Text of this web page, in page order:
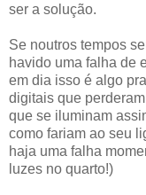
ser a solução.
Se noutros tempos
havido uma falha de
em dia isso é algo
digitais que
que se iluminam
como fariam ao seu
haja uma falha
luzes no quarto!)